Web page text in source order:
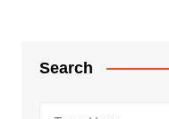
Search